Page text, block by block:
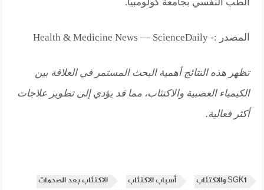
المصدر :- Health & Medicine News — ScienceDaily
تظهر هذه النتائج أهمية البحث المستمر في العلاقة بين
الكيمياء العصبية والاكتئاب، مما قد يؤدي إلى تطوير علاجات
أكثر فعالية.
SGK1 والاكتئاب أسباب الاكتئاب
الاكتئاب بعد الصدمات